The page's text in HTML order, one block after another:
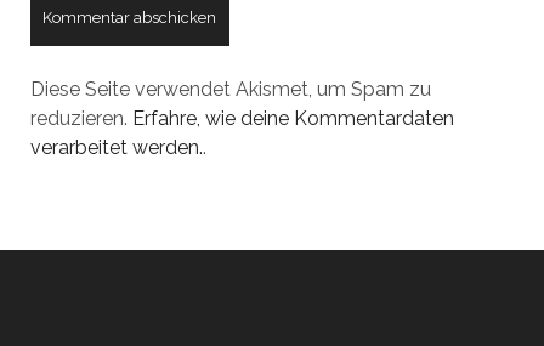
Diese Seite verwendet Akismet, um Spam zu
reduzieren. Erfahre, wie deine Kommentardaten
verarbeitet werden..